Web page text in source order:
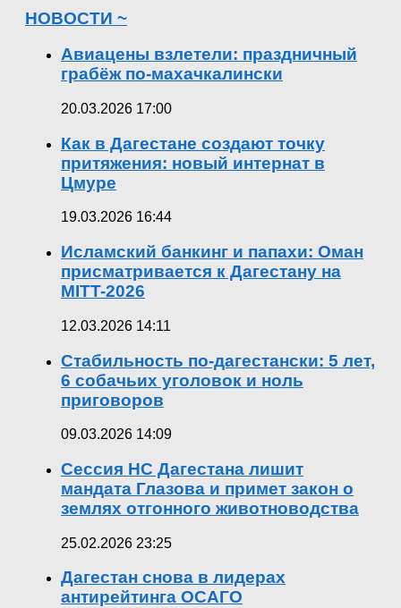
НОВОСТИ ~
Авиацены взлетели: праздничный
грабёж по-махачкалински
20.03.2026 17:00
Как в Дагестане создают точку
притяжения: новый интернат в
Цмуре
19.03.2026 16:44
Исламский банкинг и папахи: Оман
присматривается к Дагестану на
MITT-2026
12.03.2026 14:11
Стабильность по-дагестански: 5 лет,
6 собачьих уголовок и ноль
приговоров
09.03.2026 14:09
Сессия НС Дагестана лишит
мандата Глазова и примет закон о
землях отгонного животноводства
25.02.2026 23:25
Дагестан снова в лидерах
антирейтинга ОСАГО